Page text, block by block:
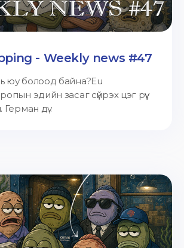
- Weekly news #47
юу болоод байна?Eu
эдийн засаг сүйрэх цэг рүү
Герман дү...